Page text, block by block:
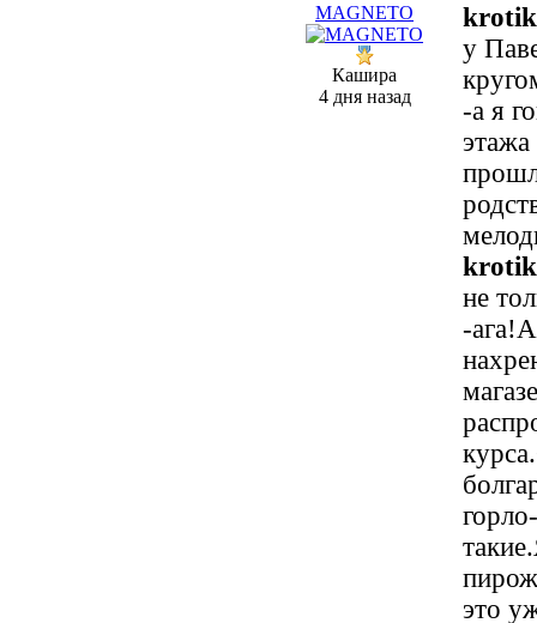
MAGNETO
Кашира
4 дня назад
у
-а я
не
-
это